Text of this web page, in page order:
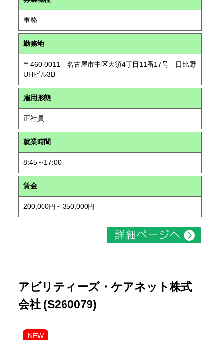
事務
勤務地
〒460-0011 名古屋市中区大須4丁目11番17号 日比野
UHビル3B
雇用形態
正社員
就業時間
8:45～17:00
賃金
200,000円～350,000円
アビリティーズ・ケアネット株式
会社 (S260079)
NEW